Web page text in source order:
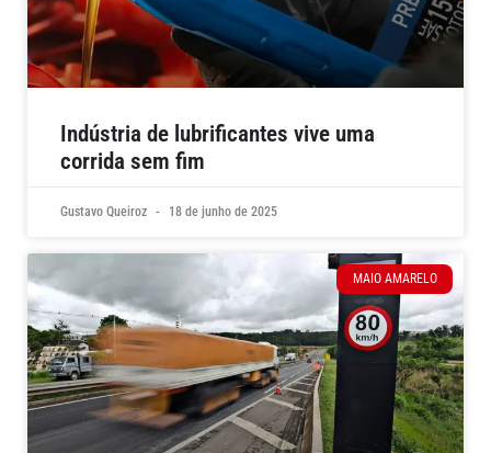
Indústria de lubrificantes vive uma
corrida sem fim
Gustavo Queiroz 18 de junho de 2025
MAIO AMARELO